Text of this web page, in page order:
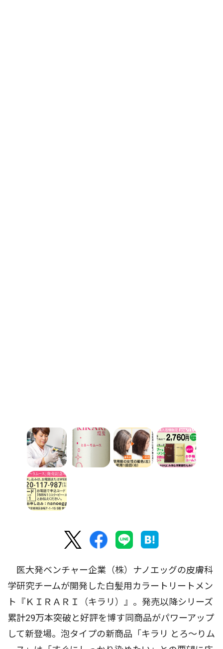
医大発ベンチャー企業（株）ナノエッグの皮膚科
学研究チームが開発した白髪用カラートリートメン
ト『ＫＩＲＡＲＩ（キラリ）』。発売以降シリーズ
累計29万本突破と好評を博す同商品がパワーアップ
して新登場。泡タイプの新商品「キラリ とろ〜りム